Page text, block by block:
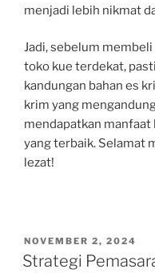
menjadi lebih nikmat
Jadi, sebelum
toko kue terdekat,
kandungan bahan es
krim yang
mendapatkan manfaat
yang terbaik. Selamat
lezat!
POSTED
ON
NOVEMBER 2, 2024
Strategi